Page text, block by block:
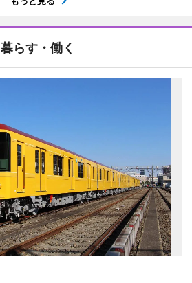
暮らす・働く